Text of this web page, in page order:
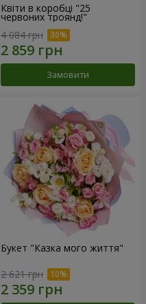
Квіти в коробці "25
червоних троянд!"
4 084 грн
Замовити
Букет "Казка мого життя"
2 621 грн